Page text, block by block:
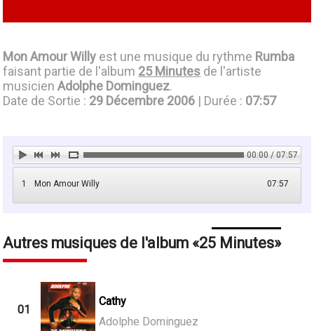
Mon Amour Willy est une musique du rythme Rumba
faisant partie de l'album 25 Minutes de l'artiste
musicienAdolphe Dominguez.
Date de Sortie : 29 Décembre 2006 | Durée : 07:57
00:00 / 07:57
1 07:57
Mon Amour Willy
Autres musiques de l'album 25 Minutes
01
Cathy
Adolphe Dominguez